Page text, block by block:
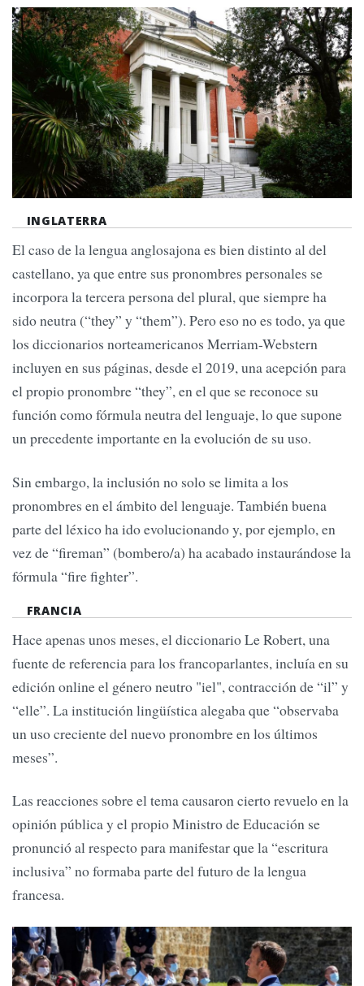
INGLATERRA
El caso de la lengua anglosajona es bien distinto al del
castellano, ya que entre sus pronombres personales se
incorpora la tercera persona del plural, que siempre ha
sido neutra (“they” y “them”). Pero eso no es todo, ya que
los diccionarios norteamericanos Merriam-Webstern
incluyen en sus páginas, desde el 2019, una acepción para
el propio pronombre “they”, en el que se reconoce su
función como fórmula neutra del lenguaje, lo que supone
un precedente importante en la evolución de su uso.
Sin embargo, la inclusión no solo se limita a los
pronombres en el ámbito del lenguaje. También buena
parte del léxico ha ido evolucionando y, por ejemplo, en
vez de “fireman” (bombero/a) ha acabado instaurándose la
fórmula “fire fighter”.
FRANCIA
Hace apenas unos meses, el diccionario Le Robert, una
fuente de referencia para los francoparlantes, incluía en su
edición online el género neutro "iel", contracción de “il” y
“elle”. La institución lingüística alegaba que “observaba
un uso creciente del nuevo pronombre en los últimos
meses”.
Las reacciones sobre el tema causaron cierto revuelo en la
opinión pública y el propio Ministro de Educación se
pronunció al respecto para manifestar que la “escritura
inclusiva” no formaba parte del futuro de la lengua
francesa.